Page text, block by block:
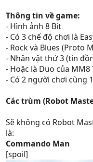
Thông tin về game:
- Hình ảnh 8 Bit
- Có 3 chế độ chơi là
- Rock và Blues (Proto
- Nhân vật thứ 3 (tin
- Hoặc là Duo của MM8
- Có 2 người chơi cùng
Các trùm (Robot
Sẽ không có Robot
là:
Commando Man
[spoil]